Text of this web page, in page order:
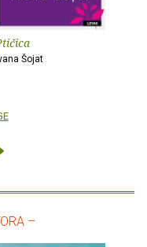
Šojat
–